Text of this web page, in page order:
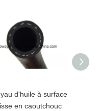
d'huile à surface
en caoutchouc